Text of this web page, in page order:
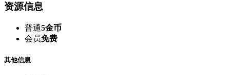
资源信息
普通5金币
会员免费
其他信息